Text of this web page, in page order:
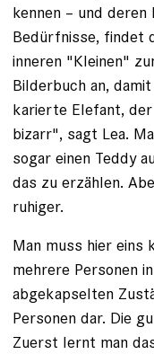
kennen – und
Bedürfnisse, findet
inneren "Kleinen"
Bilderbuch an,
karierte Elefant,
bizarr", sagt Lea.
sogar ­einen Teddy
das zu erzählen.
ruhiger.
Man muss hier
mehrere Personen
abgekapselten
Personen dar. Die
Zuerst lernt man